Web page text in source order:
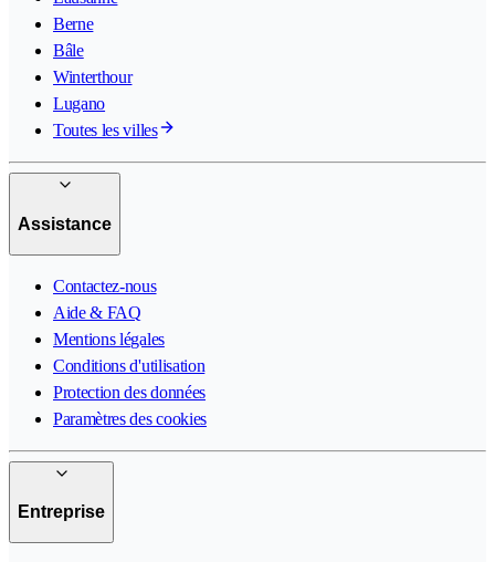
Berne
Bâle
Winterthour
Lugano
Toutes les villes
Assistance
Contactez-nous
Aide & FAQ
Mentions légales
Conditions d'utilisation
Protection des données
Paramètres des cookies
Entreprise